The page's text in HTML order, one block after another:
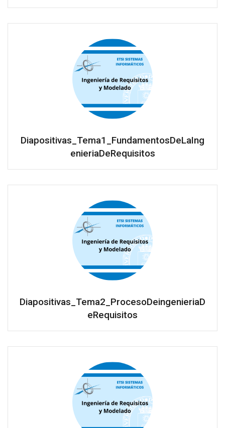
Diapositivas_Tema1_FundamentosDeLaIng
enieriaDeRequisitos
Diapositivas_Tema2_ProcesoDeingenieriaD
eRequisitos